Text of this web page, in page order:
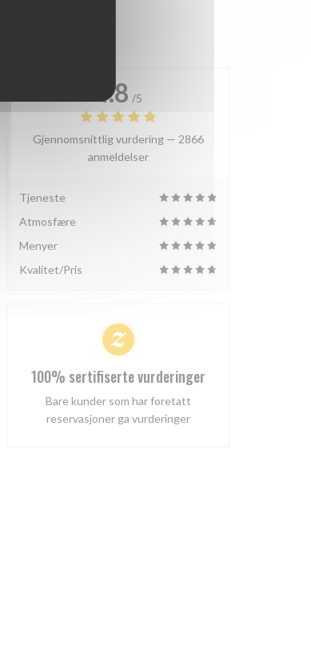
4.8 /5
Gjennomsnittlig vurdering — 2866
anmeldelser
Tjeneste
Atmosfære
Menyer
Kvalitet/Pris
100% sertifiserte vurderinger
Bare kunder som har foretatt
reservasjoner ga vurderinger